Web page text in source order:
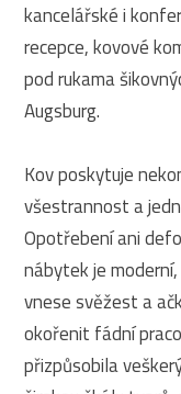
kancelářské i
recepce, kovové
pod rukama
Augsburg.
Kov poskytuje
všestrannost a
Opotřebení ani
nábytek je
vnese svěžest a
okořenit fádní
přizpůsobila